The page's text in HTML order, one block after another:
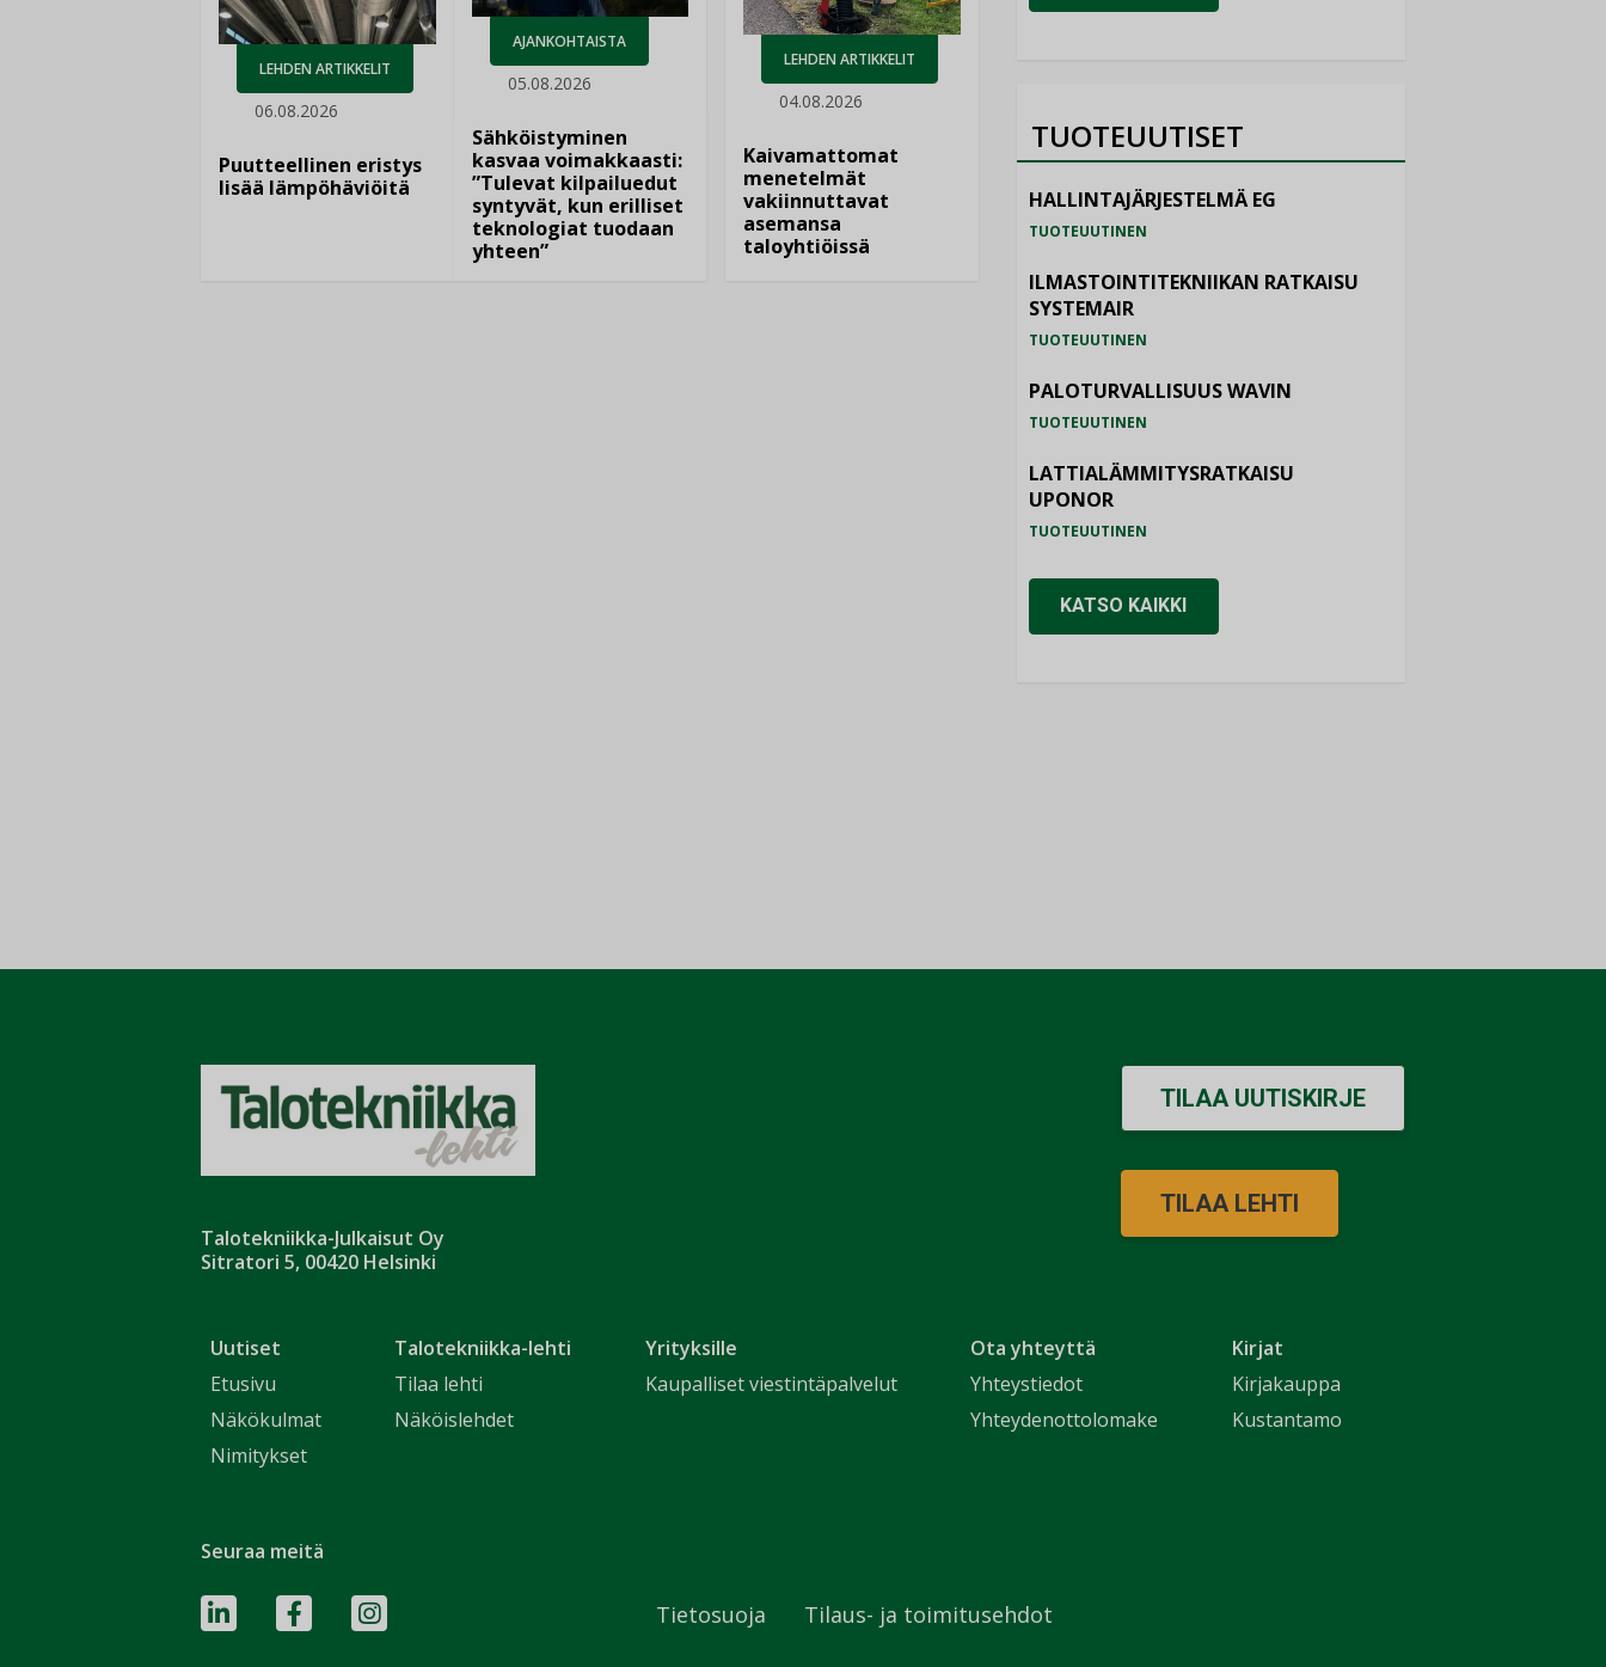
LEHDEN ARTIKKELIT
06.08.2026
Puutteellinen eristys
lisää lämpöhäviöitä
AJANKOHTAISTA
05.08.2026
Sähköistyminen
kasvaa voimakkaasti:
”Tulevat kilpailuedut
syntyvät, kun erilliset
teknologiat tuodaan
yhteen”
LEHDEN ARTIKKELIT
04.08.2026
Kaivamattomat
menetelmät
vakiinnuttavat
asemansa
taloyhtiöissä
TUOTEUUTISET
HALLINTAJÄRJESTELMÄ EG
TUOTEUUTINEN
ILMASTOINTITEKNIIKAN RATKAISU
SYSTEMAIR
TUOTEUUTINEN
PALOTURVALLISUUS WAVIN
TUOTEUUTINEN
LATTIALÄMMITYSRATKAISU
UPONOR
TUOTEUUTINEN
KATSO KAIKKI
Talotekniikka-Julkaisut Oy
Sitratori 5, 00420 Helsinki
Uutiset
Etusivu
Näkökulmat
Nimitykset
Talotekniikka-lehti
Tilaa lehti
Näköislehdet
Yrityksille
Kaupalliset viestintäpalvelut
Ota yhteyttä
Yhteystiedot
Yhteydenottolomake
Kirjat
Kirjakauppa
Kustantamo
TILAA UUTISKIRJE
TILAA LEHTI
Seuraa meitä
Tietosuoja Tilaus- ja toimitusehdot